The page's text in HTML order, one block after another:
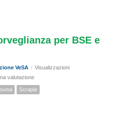
per BSE e
VeSA / Visualizzazioni
valutazione
Scrapie